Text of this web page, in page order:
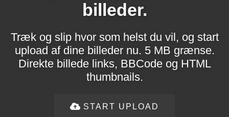
billeder.
Træk og slip hvor som helst du vil, og start
upload af dine billeder nu. 5 MB grænse.
Direkte billede links, BBCode og HTML
thumbnails.
START UPLOAD